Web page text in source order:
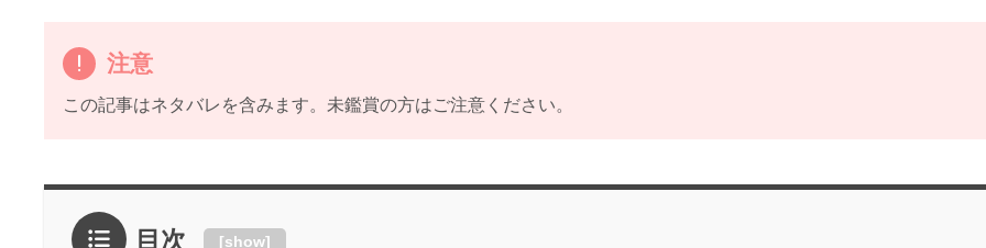
注意
この記事はネタバレを含みます。未鑑賞の方はご注意ください。
目次 [show]